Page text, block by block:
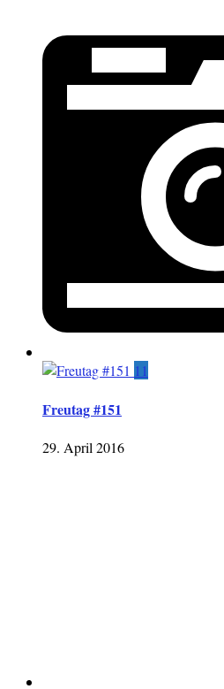
11
Freutag #151
29. April 2016